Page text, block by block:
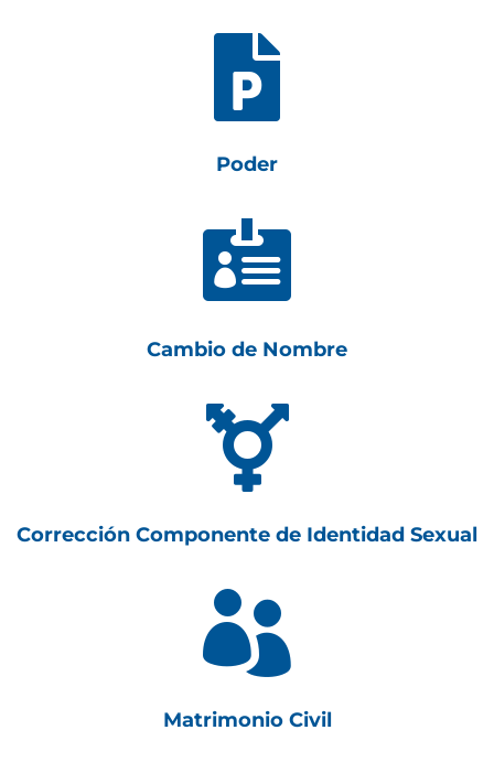

Poder

Cambio de Nombre

Corrección Componente de Identidad Sexual

Matrimonio Civil